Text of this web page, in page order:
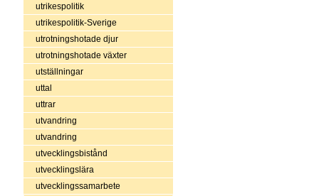
utrikespolitik
utrikespolitik-Sverige
utrotningshotade djur
utrotningshotade växter
utställningar
uttal
uttrar
utvandring
utvandring
utvecklingsbistånd
utvecklingslära
utvecklingssamarbete